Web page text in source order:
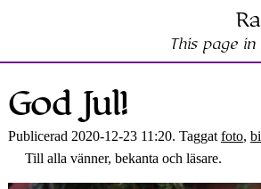
This page in
God Jul!
Publicerad 2020-12-23 11:20. Taggat foto,
Till alla vänner, bekanta och läsare.